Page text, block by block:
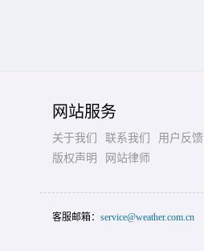
网站服务
关于我们 联系我们
用户反馈
版权声明
网站律师
客服邮箱： service@weather.com.cn